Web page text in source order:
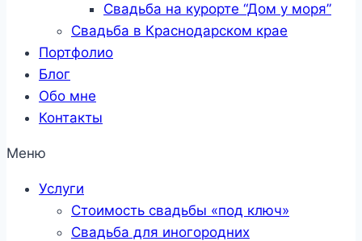
Свадьба на курорте “Дом у моря”
Свадьба в Краснодарском крае
Портфолио
Блог
Обо мне
Контакты
Меню
Услуги
Стоимость свадьбы «под ключ»
Свадьба для иногородних